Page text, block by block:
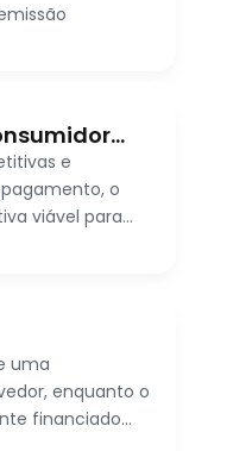
e
o
viável para
compras de
uma
enquanto o
financiado
juros.